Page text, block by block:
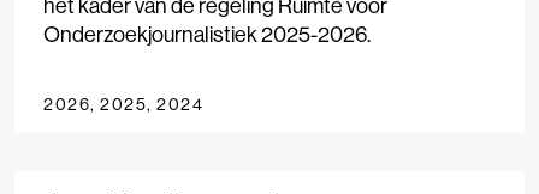
Onderzoekjournalistiek 2025-2026.
2026, 2025, 2024